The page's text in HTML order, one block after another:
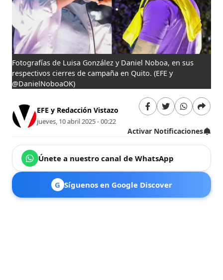
Fotografías de Luisa González y Daniel Noboa, en sus
respectivos cierres de campaña en Quito. (EFE y
@DanielNoboaOK)
EFE y Redacción Vistazo
jueves, 10 abril 2025 - 00:22
Activar Notificaciones
Únete a nuestro canal de WhatsApp
G Síguenos en Google Discover